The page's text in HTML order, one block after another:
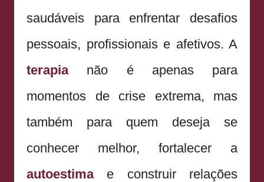
saudáveis para enfrentar desafios
pessoais, profissionais e afetivos. A
terapianão é apenas para
momentos de crise extrema, mas
também para quem deseja se
conhecer melhor, fortalecer a
autoestimae construir relações